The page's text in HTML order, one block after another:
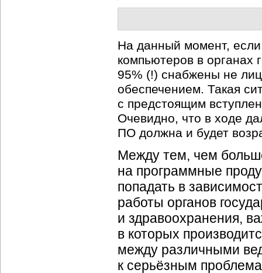
На данный момент,
компьютеров в органах
95% (!) снабжены не
обеспечением. Такая
с предстоящим
Очевидно, что в ходе
ПО должна и будет
Между тем, чем
на программные
попадать в
работы органов
и здравоохранения,
в которых
между различными
к серьёзным